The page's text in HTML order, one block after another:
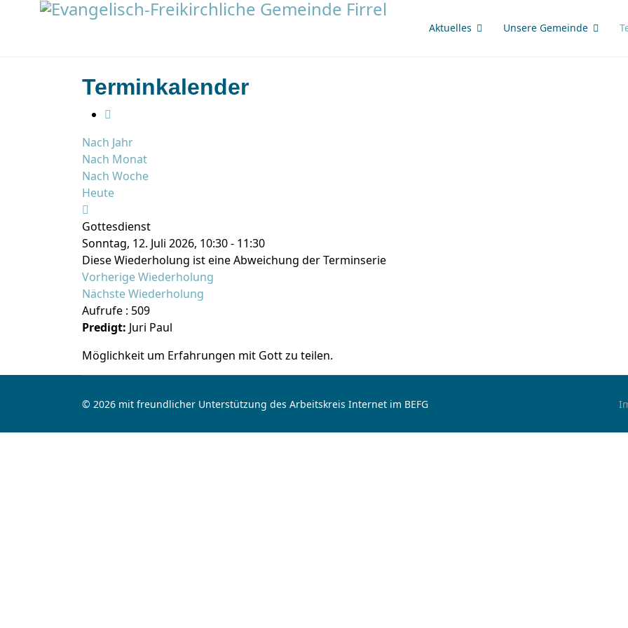
Aktuelles Unsere Gemeinde
Terminkalender
Nach Jahr
Nach Monat
Nach Woche
Heute
Gottesdienst
Sonntag, 12. Juli 2026, 10:30 - 11:30
Diese Wiederholung ist eine Abweichung der Terminserie
Vorherige Wiederholung
Nächste Wiederholung
Aufrufe : 509
Predigt: Juri Paul
Möglichkeit um Erfahrungen mit Gott zu teilen.
© 2026 mit freundlicher Unterstützung des Arbeitskreis Internet im BEFG